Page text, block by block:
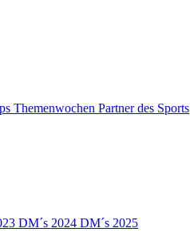
Themenwochen Partner des Sports
DM´s 2024 DM´s 2025